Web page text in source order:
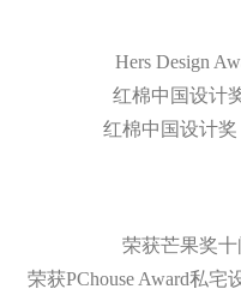
Hers Design
红棉中国设计
红棉中国设计
荣获芒果奖
荣获PChouse Award私